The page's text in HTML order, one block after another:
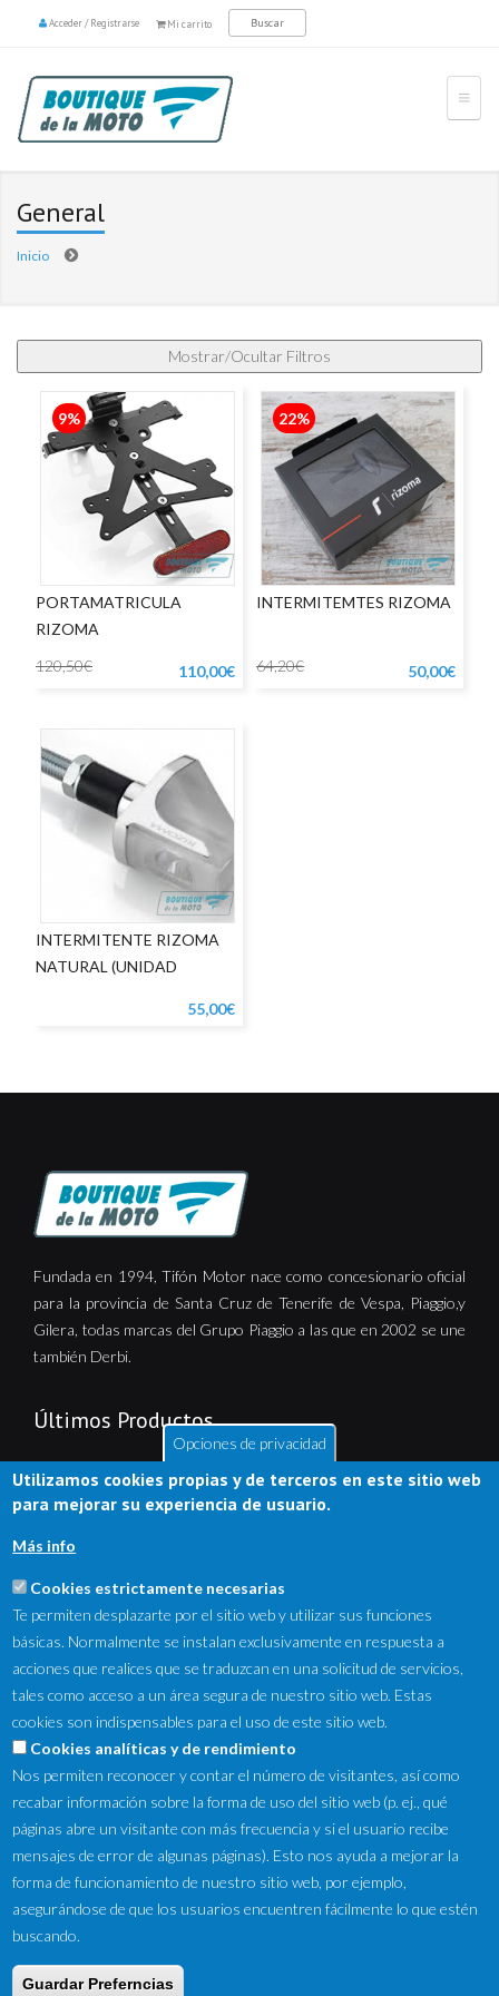
Mi carrito
Acceder/Registrarse
General
Inicio
9%
PORTAMATRICULA
RIZOMA
120,50€
110,00€
22%
INTERMITEMTES RIZOMA
64,20€ 50,00€
INTERMITENTE RIZOMA
NATURAL (UNIDAD
55,00€
Fundada en 1994, Tifón Motor nace como concesionario oficial
para la provincia de Santa Cruz de Tenerife de Vespa, Piaggio,y
Gilera, todas marcas del Grupo Piaggio a las que en 2002 se une
también Derbi.
Últimos Productos
NewsLetter
Suscríbete a nuestro Newsletter y recibe en tu correo
Opciones de privacidad
Utilizamos cookies propias y de terceros en este sitio web
para mejorar su experiencia de usuario.
Más info
Cookies estrictamente necesarias
Te permiten desplazarte por el sitio web y utilizar sus funciones
básicas. Normalmente se instalan exclusivamente en respuesta a
acciones que realices que se traduzcan en una solicitud de servicios,
tales como acceso a un área segura de nuestro sitio web. Estas
cookies son indispensables para el uso de este sitio web.
Cookies analíticas y de rendimiento
Nos permiten reconocer y contar el número de visitantes, así como
recabar información sobre la forma de uso del sitio web (p. ej., qué
páginas abre un visitante con más frecuencia y si el usuario recibe
mensajes de error de algunas páginas). Esto nos ayuda a mejorar la
forma de funcionamiento de nuestro sitio web, por ejemplo,
asegurándose de que los usuarios encuentren fácilmente lo que estén
buscando.
Guardar Preferncias